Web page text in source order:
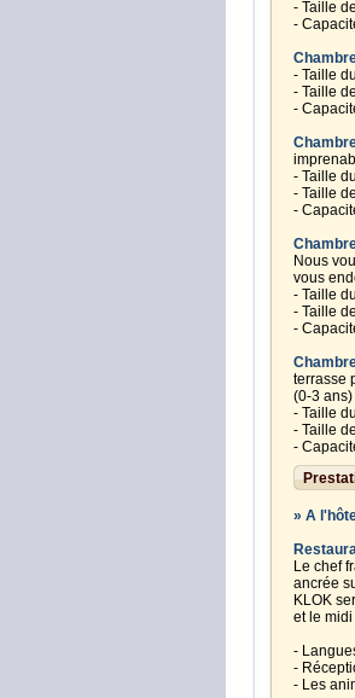
- Taille
-
- Taille
- Taille
-
- Taille
- Taille
-
Nous
vous
- Taille
- Taille
-
terrasse
(0-3
- Taille
- Taille
-
» A
Le chef
ancrée
KLOK
et le
-
-
- Les